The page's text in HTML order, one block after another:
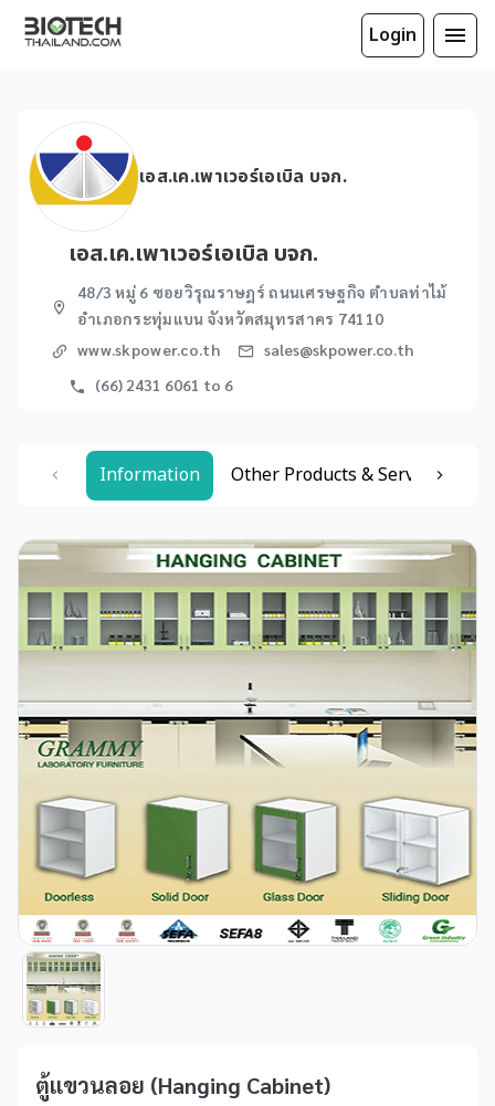
Login
เอส.เค.เพาเวอร์เอเบิล บจก.
เอส.เค.เพาเวอร์เอเบิล บจก.
48/3 หมู่ 6 ซอยวิรุณราษฎร์ ถนนเศรษฐกิจ ตำบลท่าไม้
อำเภอกระทุ่มแบน จังหวัดสมุทรสาคร 74110
www.skpower.co.th
sales@skpower.co.th
(66) 2431 6061 to 6
Item
Information Other Products & Services
ตู้แขวนลอย (Hanging Cabinet)